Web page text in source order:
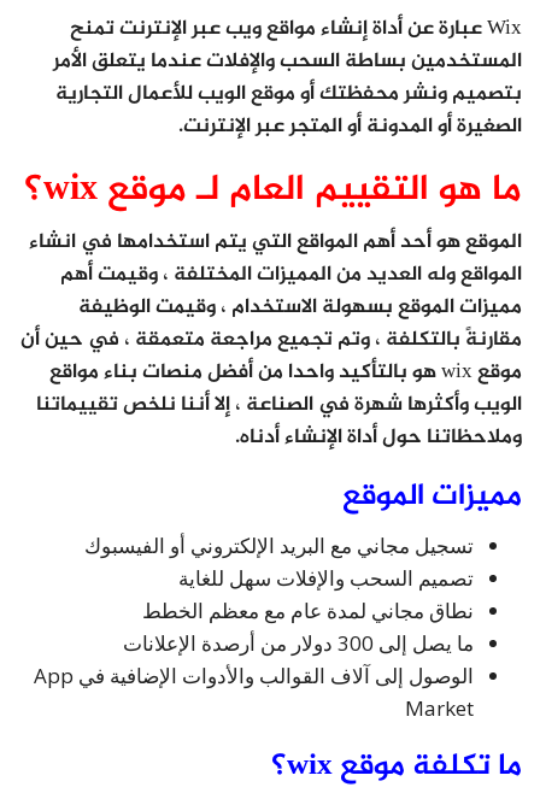
Wix عبارة عن أداة إنشاء مواقع ويب عبر الإنترنت تمنح
المستخدمين بساطة السحب والإفلات عندما يتعلق الأمر
بتصميم ونشر محفظتك أو موقع الويب للأعمال التجارية
الصغيرة أو المدونة أو المتجر عبر الإنترنت.
ما هو التقييم العام لـ موقع wix؟
الموقع هو أحد أهم المواقع التي يتم استخدامها في انشاء
المواقع وله العديد من المميزات المختلفة ، وقيمت أهم
مميزات الموقع بسهولة الاستخدام ، وقيمت الوظيفة
مقارنةً بالتكلفة ، وتم تجميع مراجعة متعمقة ، في حين أن
موقع wix هو بالتأكيد واحدا من أفضل منصات بناء مواقع
الويب وأكثرها شهرة في الصناعة ، إلا أننا نلخص تقييماتنا
وملاحظاتنا حول أداة الإنشاء أدناه.
مميزات الموقع
تسجيل مجاني مع البريد الإلكتروني أو الفيسبوك
تصميم السحب والإفلات سهل للغاية
نطاق مجاني لمدة عام مع معظم الخطط
ما يصل إلى 300 دولار من أرصدة الإعلانات
الوصول إلى آلاف القوالب والأدوات الإضافية في App
Market
ما تكلفة موقع wix؟